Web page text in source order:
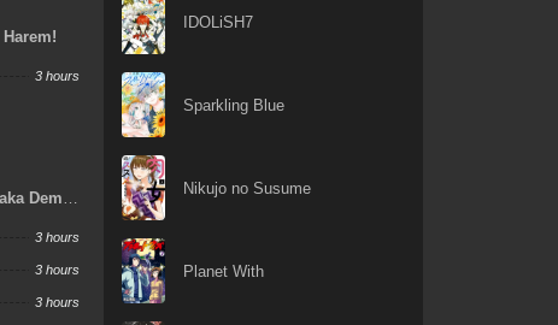
3 hours
Demo
3 hours
3 hours
3 hours
IDOLiSH7
Sparkling Blue
Nikujo no Susume
Planet With